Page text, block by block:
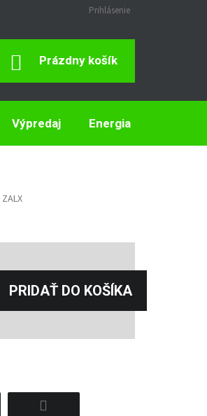
Prihlásenie
Nákupný
Prázdny košík
Výpredaj Energia
ZALX
PRIDAŤ DO KOŠÍKA